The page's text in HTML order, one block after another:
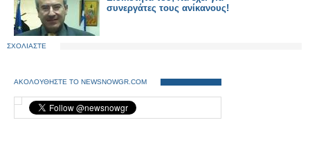
συνεργάτες τους ανίκανους!
ΣΧΟΛΙΑΣΤΕ
ΑΚΟΛΟΥΘΗΣΤΕ ΤΟ NEWSNOWGR.COM